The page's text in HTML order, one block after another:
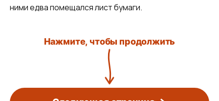
ними едва помещался лист бумаги.
Нажмите, чтобы продолжить